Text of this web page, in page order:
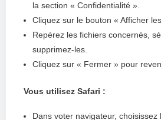
la section « Confidentialité ».
Cliquez sur le bouton « Afficher
Repérez les fichiers concernés,
supprimez-les.
Cliquez sur « Fermer » pour
Vous utilisez Safari :
Dans voter navigateur, choisissez